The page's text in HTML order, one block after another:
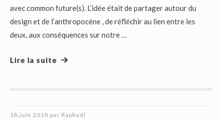
avec common future(s). L’idée était de partager autour du
design et de l’anthropocène , de réfléchir au lien entre les
deux, aux conséquences sur notre …
Lire la suite
18 juin 2018 par Raphaël